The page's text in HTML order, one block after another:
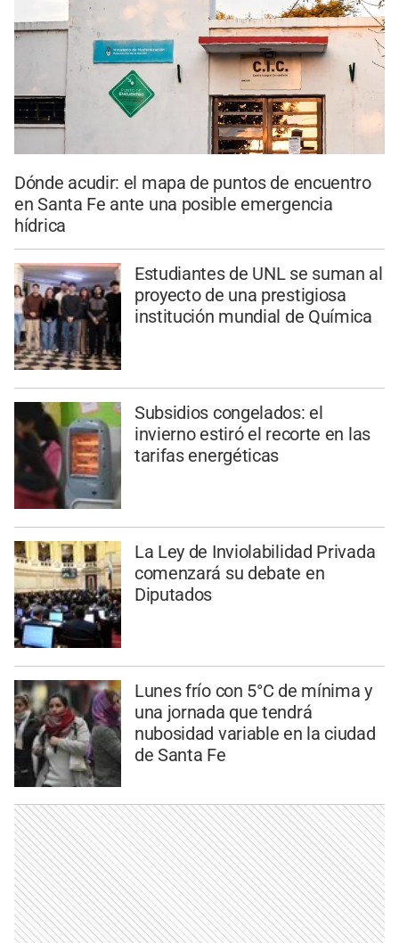
Dónde acudir: el mapa de puntos de encuentro
en Santa Fe ante una posible emergencia
hídrica
Estudiantes de UNL se suman al
proyecto de una prestigiosa
institución mundial de Química
Subsidios congelados: el
invierno estiró el recorte en las
tarifas energéticas
La Ley de Inviolabilidad Privada
comenzará su debate en
Diputados
Lunes frío con 5°C de mínima y
una jornada que tendrá
nubosidad variable en la ciudad
de Santa Fe